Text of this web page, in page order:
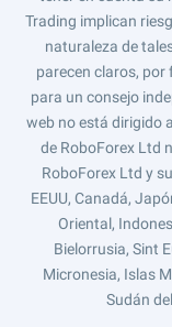
Trading implican
naturaleza de
parecen claros, por
para un consejo
web no está dirigido
de RoboForex Ltd
RoboForex Ltd y
EEUU, Canadá,
Oriental,
Bielorrusia, Sint
Micronesia, Islas
Sudán